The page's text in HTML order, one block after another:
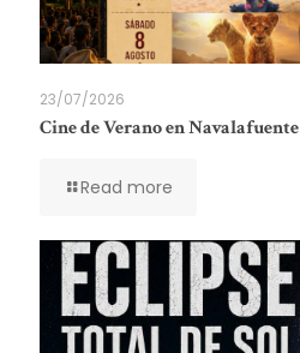
23/07/2026
Cine de Verano en Navalafuente
Read more